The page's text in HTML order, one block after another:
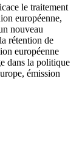
le traitement
européenne,
nouveau
rétention de
européenne
dans la politique
émission